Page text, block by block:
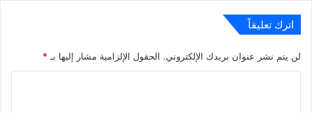
اترك تعليقاً
لن يتم نشر عنوان بريدك الإلكتروني. الحقول الإلزامية مشار إليها بـ *